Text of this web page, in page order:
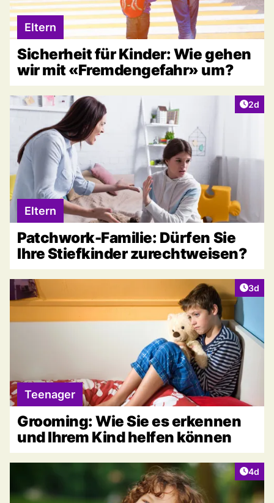
Eltern
Sicherheit für Kinder: Wie gehen
wir mit «Fremdengefahr» um?
2d
Eltern
Patchwork-Familie: Dürfen Sie
Ihre Stiefkinder zurechtweisen?
3d
Teenager
Grooming: Wie Sie es erkennen
und Ihrem Kind helfen können
4d